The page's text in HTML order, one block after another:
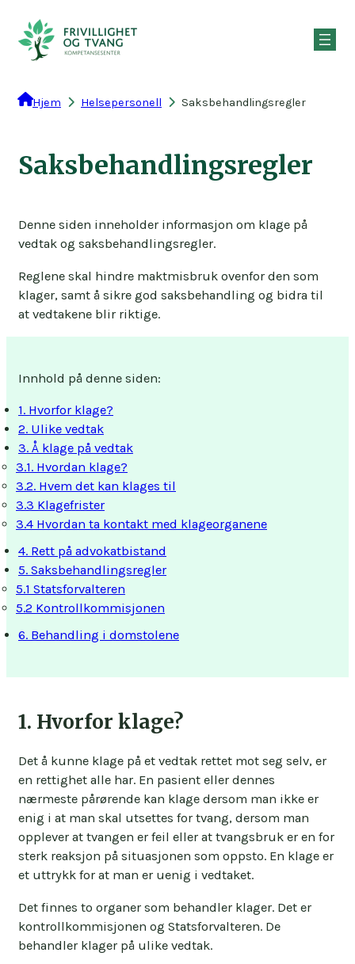
innhold
Hjem Helsepersonell Saksbehandlingsregler
Saksbehandlingsregler
Denne siden inneholder informasjon om klage på
vedtak og saksbehandlingsregler.
Reglene skal hindre maktmisbruk ovenfor den som
klager, samt å sikre god saksbehandling og bidra til
at vedtakene blir riktige.
Innhold på denne siden:
1. Hvorfor klage?
2. Ulike vedtak
3. Å klage på vedtak
3.1. Hvordan klage?
3.2. Hvem det kan klages til
3.3 Klagefrister
3.4 Hvordan ta kontakt med klageorganene
4. Rett på advokatbistand
5. Saksbehandlingsregler
5.1 Statsforvalteren
5.2 Kontrollkommisjonen
6. Behandling i domstolene
1. Hvorfor klage?
Det å kunne klage på et vedtak rettet mot seg selv, er
en rettighet alle har. En pasient eller dennes
nærmeste pårørende kan klage dersom man ikke er
enig i at man skal utsettes for tvang, dersom man
opplever at tvangen er feil eller at tvangsbruk er en for
sterk reaksjon på situasjonen som oppsto. En klage er
et uttrykk for at man er uenig i vedtaket.
Det finnes to organer som behandler klager. Det er
kontrollkommisjonen og Statsforvalteren. De
behandler klager på ulike vedtak.